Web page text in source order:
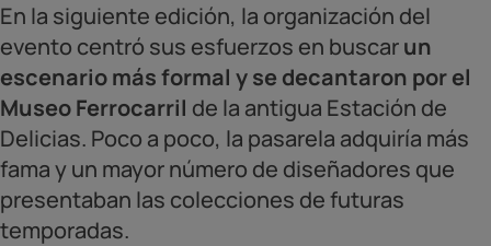
En la siguiente edición, la organización del
evento centró sus esfuerzos en buscarun
escenario más formal y se decantaron por el
Museo Ferrocarril de la antigua Estación de
Delicias. Poco a poco, la pasarela adquiría más
fama y un mayor número de diseñadores que
presentaban las colecciones de futuras
temporadas.